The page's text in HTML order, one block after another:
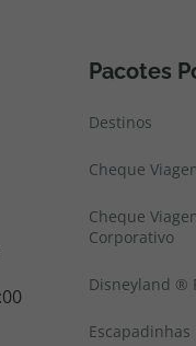
Pacotes
Destinos
Cheque
Cheque
Corporativo
Disneyland ®
Escapadinhas